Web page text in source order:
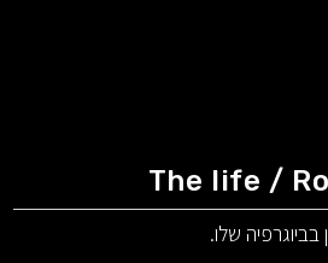
The life /